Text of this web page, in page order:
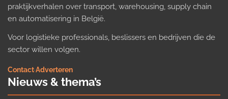
praktijkverhalen over transport, warehousing, supply chain
en automatisering in België.
Voor logistieke professionals, beslissers en bedrijven die de
sector willen volgen.
Contact·Adverteren
Nieuws & thema’s